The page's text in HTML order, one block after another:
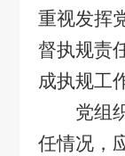
重视发挥
督执规责
成执规工
党组织
任情况，